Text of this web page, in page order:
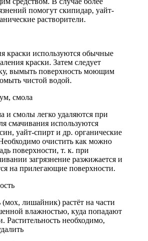
помогут скипидар, уайт-
растворители.
краски используются обычные
краски. Затем следует
вымыть поверхность моющим
чистой водой.
смола
и смолы легко удаляются при
смачивания используются
уайт-спирт и др. органические
очистить как можно
поверхности, т. к. при
загрязнение разжижается и
на прилегающие поверхности.
(мох, лишайник) растёт на части
влажностью, куда попадают
Растительность необходимо,